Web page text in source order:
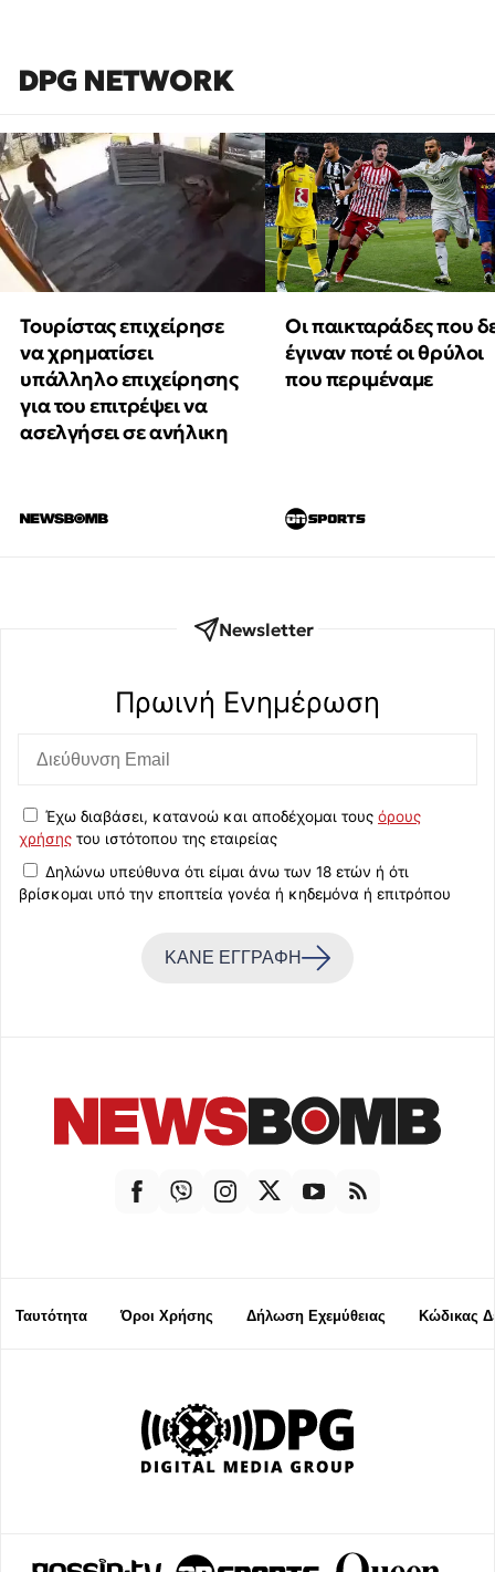
DPG NETWORK
Τουρίστας επιχείρησε
να χρηματίσει
υπάλληλο επιχείρησης
για του επιτρέψει να
ασελγήσει σε ανήλικη
Οι παικταράδες που
έγιναν ποτέ οι θρύλοι
που περιμέναμε
Newsletter
Πρωινή Eνημέρωση
Έχω διαβάσει, κατανοώ και αποδέχομαι τους όρους
χρήσης του ιστότοπου της εταιρείας
Δηλώνω υπεύθυνα ότι είμαι άνω των 18 ετών ή ότι
βρίσκομαι υπό την εποπτεία γονέα ή κηδεμόνα ή επιτρόπου
ΚΑΝΕ ΕΓΓΡΑΦΗ
Ταυτότητα Όροι Χρήσης Δήλωση Εχεμύθειας Κώδικας